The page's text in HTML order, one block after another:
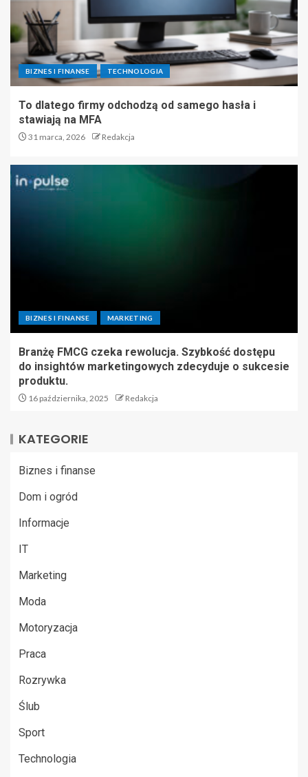
BIZNES I FINANSE TECHNOLOGIA
To dlatego firmy odchodzą od samego hasła i
stawiają na MFA
31 marca, 2026 Redakcja
BIZNES I FINANSE MARKETING
Branżę FMCG czeka rewolucja. Szybkość dostępu
do insightów marketingowych zdecyduje o sukcesie
produktu.
16 października, 2025 Redakcja
KATEGORIE
Biznes i finanse
Dom i ogród
Informacje
IT
Marketing
Moda
Motoryzacja
Praca
Rozrywka
Ślub
Sport
Technologia